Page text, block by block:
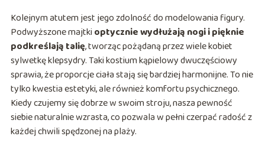
Kolejnym atutem jest jego zdolność do modelowania figury.
Podwyższone majtki optycznie wydłużają nogi i pięknie
podkreślają talię, tworząc pożądaną przez wiele kobiet
sylwetkę klepsydry. Taki kostium kąpielowy dwuczęściowy
sprawia, że proporcje ciała stają się bardziej harmonijne. To nie
tylko kwestia estetyki, ale również komfortu psychicznego.
Kiedy czujemy się dobrze w swoim stroju, nasza pewność
siebie naturalnie wzrasta, co pozwala w pełni czerpać radość z
każdej chwili spędzonej na plaży.